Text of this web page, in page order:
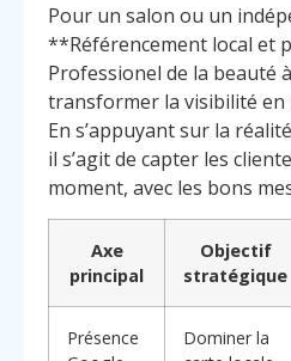
Pour un salon ou un
**Référencement local et
Professionel de la beauté
transformer la visibilité en
En s’appuyant sur la
il s’agit de capter les
moment, avec les bons
Axe
principal
Objectif
stratégique
Présence
Dominer la